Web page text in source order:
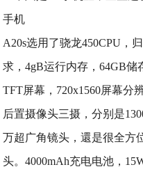
A20s选用了骁龙450CPU，
求，4gB运行内存，64GB储
TFT屏幕，720x1560屏幕分
后置摄像头三摄，分别是
万超广角镜头，還是很全方
头。4000mAh充电电池，